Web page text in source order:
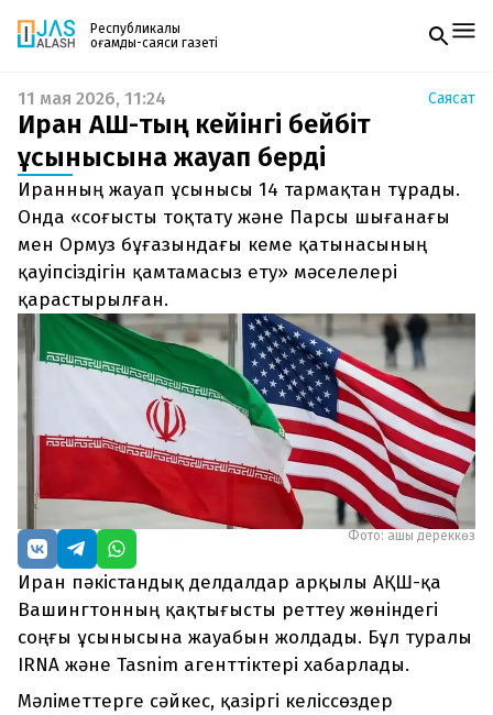
Республикалық
қоғамдық-саяси газеті
Жаңалықтар
Спорт
Live
Руханият
Аймақ
Архив
Заң және тәртіп
Редакциямен байланыс
+7 708 604 51 06
Жарнама бөлімі
+7 701 220 64 52
Пошта
zhasalash100@gmail.com
Газетке жазылу
PDF форматтағы газетті ай сайын электронды
поштаңызға алып отырыңыз. Жаңа нөмір
шыққан сәтте сізге бірден жіберіледі. Тек email
енгізіңіз, біз қалғанын өзіміз жібереміз.
11 мая 2026, 11:24 Саясат
Иран АҚШ-тың кейінгі бейбіт
ұсынысына жауап берді
Иранның жауап ұсынысы 14 тармақтан тұрады.
Онда «соғысты тоқтату және Парсы шығанағы
мен Ормуз бұғазындағы кеме қатынасының
қауіпсіздігін қамтамасыз ету» мәселелері
қарастырылған.
Фото: ашық дереккөз
Иран пәкістандық делдалдар арқылы АҚШ-қа
Вашингтонның қақтығысты реттеу жөніндегі
соңғы ұсынысына жауабын жолдады. Бұл туралы
IRNA және Tasnim агенттіктері хабарлады.
Мәліметтерге сәйкес, қазіргі келіссөздер